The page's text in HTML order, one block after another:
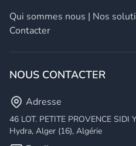
Qui sommes nous | Nos
Contacter
NOUS CONTACTER
Adresse
46 LOT. PETITE PROVENCE SIDI
Hydra, Alger (16), Algérie